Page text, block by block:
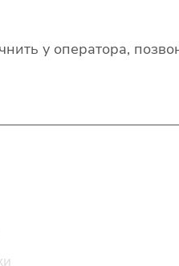
у оператора,